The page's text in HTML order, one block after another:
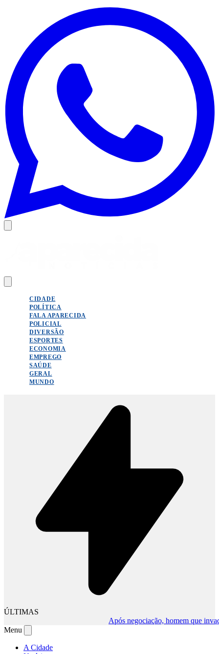
CIDADE
POLÍTICA
FALA APARECIDA
POLICIAL
DIVERSÃO
ESPORTES
ECONOMIA
EMPREGO
SAÚDE
GERAL
MUNDO
ÚLTIMAS
Após negociação, homem que invadiu
Menu
A Cidade